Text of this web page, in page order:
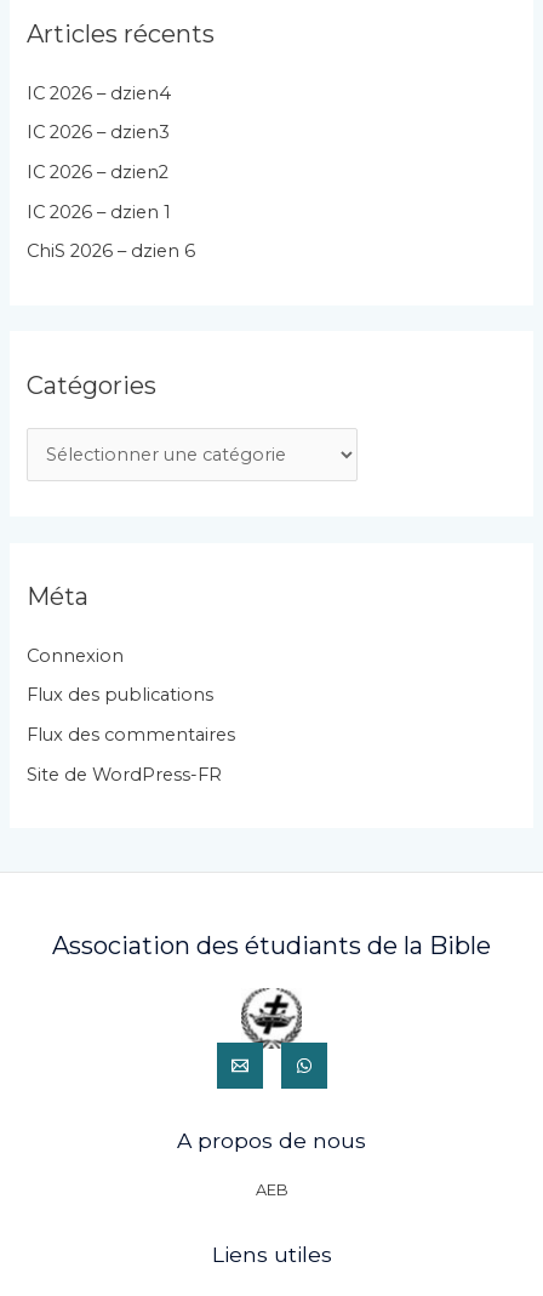
Articles récents
IC 2026 – dzien4
IC 2026 – dzien3
IC 2026 – dzien2
IC 2026 – dzien 1
ChiS 2026 – dzien 6
Catégories
a
g
r
i
e
Méta
Connexion
Flux des publications
Flux des commentaires
Site de WordPress-FR
Association des étudiants de la Bible
A propos de nous
AEB
Liens utiles